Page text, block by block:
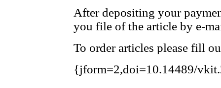
After depositing your
you file of the article by e-
To order articles please fill
{jform=2,doi=10.14489/